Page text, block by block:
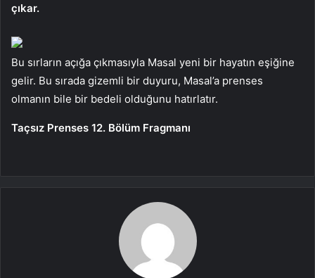
çıkar.
Bu sırların açığa çıkmasıyla Masal yeni bir hayatın eşiğine
gelir. Bu sırada gizemli bir duyuru, Masal’a prenses
olmanın bile bir bedeli olduğunu hatırlatır.
Taçsız Prenses 12. Bölüm Fragmanı